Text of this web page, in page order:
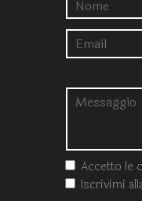
Accetto le
Iscrivimi